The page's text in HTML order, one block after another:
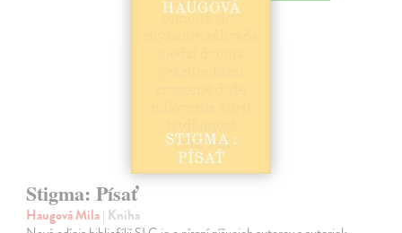
Stigma: Písať
Haugová Mila| Kniha